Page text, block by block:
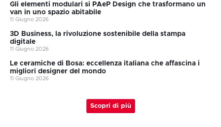
Gli elementi modulari si PAeP Design che trasformano un
van in uno spazio abitabile
11 Giugno 2026
3D Business, la rivoluzione sostenibile della stampa
digitale
11 Giugno 2026
Le ceramiche di Bosa: eccellenza italiana che affascina i
migliori designer del mondo
11 Giugno 2026
Scopri di più